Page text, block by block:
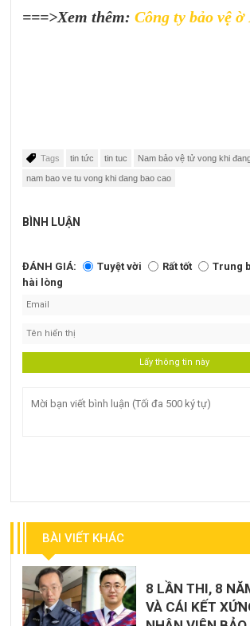
===>Xem thêm:Công ty bảo vệ
Tags tin tức tin tuc Nam bảo vệ tử vong khi
nam bao ve tu vong khi dang bao cao
BÌNH LUẬN
ĐÁNH GIÁ: Tuyệt vời Rất tốt Trung
hài lòng
BÀI VIẾT KHÁC
8 LẦN THI, 8
VÀ CÁI KẾT